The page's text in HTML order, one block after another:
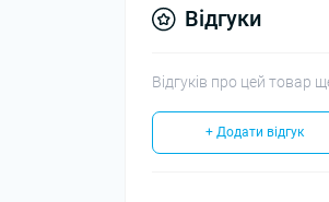
Відгуки
Відгуків про цей товар
+ Додати відгук